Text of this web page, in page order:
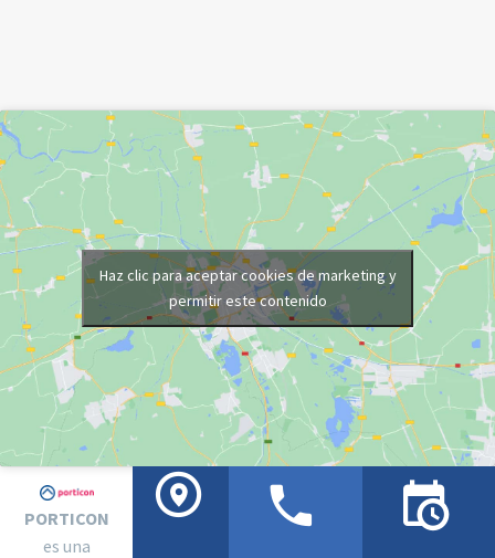
Haz clic para aceptar cookies de marketing y
permitir este contenido
PORTICON
es una